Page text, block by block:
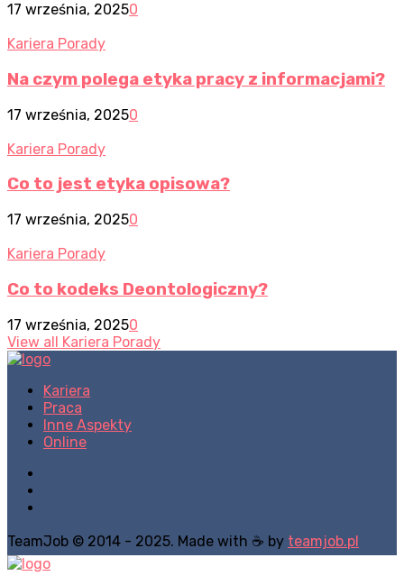
17 września, 20250
Kariera Porady
Na czym polega etyka pracy z informacjami?
17 września, 20250
Kariera Porady
Co to jest etyka opisowa?
17 września, 20250
Kariera Porady
Co to kodeks Deontologiczny?
17 września, 20250
View all Kariera Porady
Kariera
Praca
Inne Aspekty
Online
TeamJob © 2014 - 2025. Made with ☕ by teamjob.pl